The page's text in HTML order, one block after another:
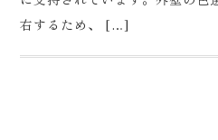
右するため、 […]